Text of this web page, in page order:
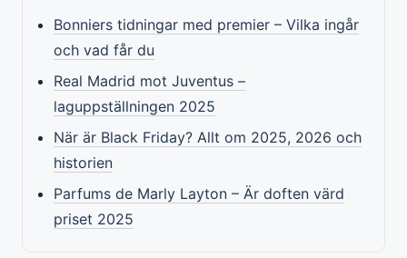
Bonniers tidningar med premier – Vilka ingår
och vad får du
Real Madrid mot Juventus –
laguppställningen 2025
När är Black Friday? Allt om 2025, 2026 och
historien
Parfums de Marly Layton – Är doften värd
priset 2025